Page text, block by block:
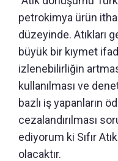
petrokimya ürün
düzeyinde. Atıkları
büyük bir kıymet
izlenebilirliğin
kullanılması ve
bazlı iş yapanların
cezalandırılması
ediyorum ki Sıfır
olacaktır.